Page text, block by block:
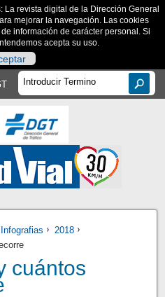
La revista digital de la Dirección General
mejorar la navegación. Las cookies
información de carácter personal. Si
acepta su uso.
Infografias
2018
cuántos